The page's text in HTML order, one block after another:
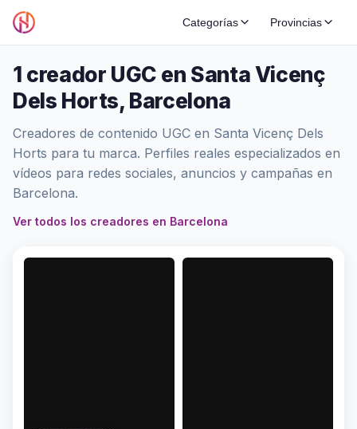
Categorías Provincias
1 creador UGC en Santa Vicenç
Dels Horts, Barcelona
Creadores de contenido UGC en Santa Vicenç Dels
Horts para tu marca. Perfiles reales especializados en
vídeos para redes sociales, anuncios y campañas en
Barcelona.
Ver todos los creadores en Barcelona